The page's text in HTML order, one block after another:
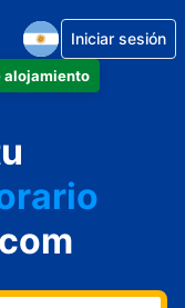
alojamiento
Iniciar sesión